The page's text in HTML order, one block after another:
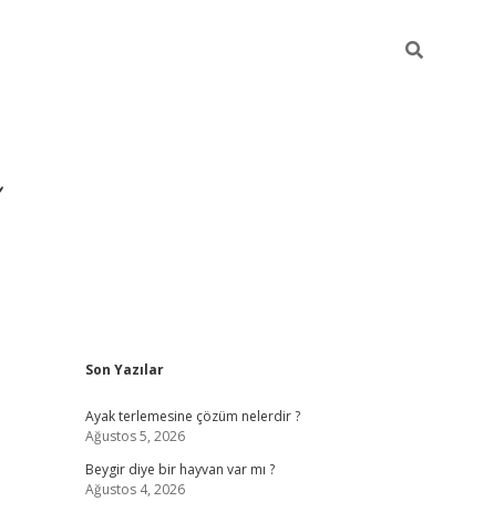
Sidebar
Son Yazılar
Ayak terlemesine çözüm nelerdir ?
Ağustos 5, 2026
Beygir diye bir hayvan var mı ?
Ağustos 4, 2026